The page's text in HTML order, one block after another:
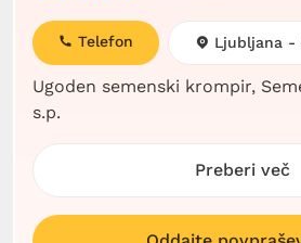
Ugoden semenski krompir,
s.p.
Telefon Ljubljana -
Preberi več